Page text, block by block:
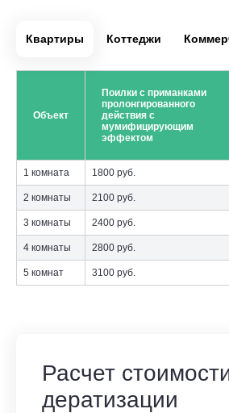
Квартиры Коттеджи
Объект
Поилки с приманками
пролонгированного
действия с
мумифицирующим
эффектом
1 комната 1800 руб.
2 комнаты 2100 руб.
3 комнаты 2400 руб.
4 комнаты 2800 руб.
5 комнат 3100 руб.
Расчет
дератизации